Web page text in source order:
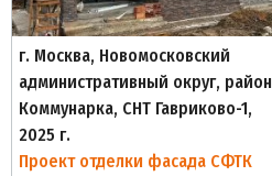
г. Москва, Новомосковский
административный округ, район
Коммунарка, СНТ Гавриково-1,
2025 г.
Проект отделки фасада СФТК